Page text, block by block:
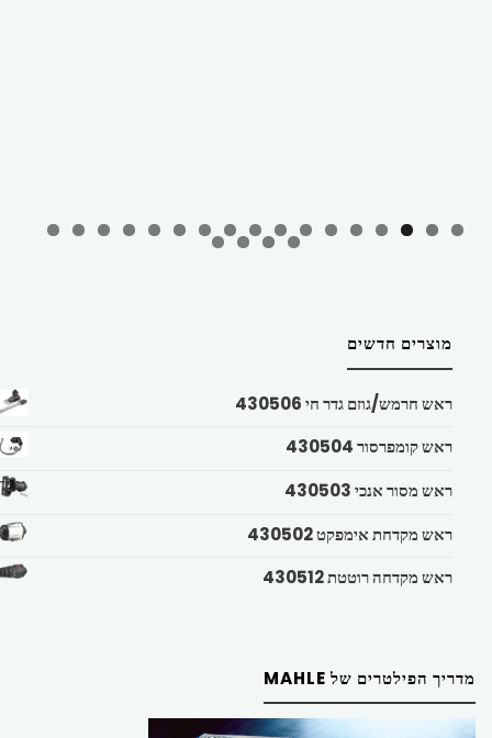
מוצרים חדשים
ראש חרמש/גוזם גדר חי 430506
ראש קומפרסור 430504
ראש מסור אנכי 430503
ראש מקדחת אימפקט 430502
ראש מקדחה רוטטת 430512
מדריך הפילטרים של MAHLE